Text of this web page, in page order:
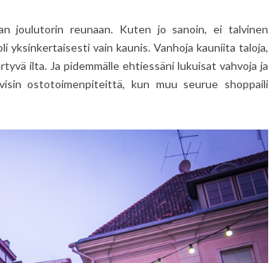
joulutorin reunaan. Kuten jo sanoin, ei talvinen
yksinkertaisesti vain kaunis. Vanhoja kauniita taloja,
ilta. Ja pidemmälle ehtiessäni lukuisat vahvoja ja
ostotoimenpiteittä, kun muu seurue shoppaili